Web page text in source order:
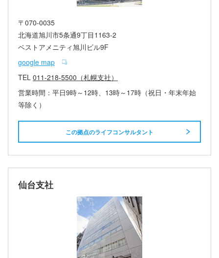
〒070-0035
北海道旭川市5条通9丁目1163-2
ベストアメニティ旭川ビル9F
google map
TEL 011-218-5500（札幌支社）
営業時間：平日9時～12時、13時～17時（祝日・年末年始
等除く）
この拠点のライフコンサルタント
仙台支社